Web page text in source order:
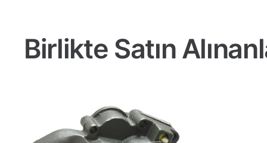
Birlikte Satın